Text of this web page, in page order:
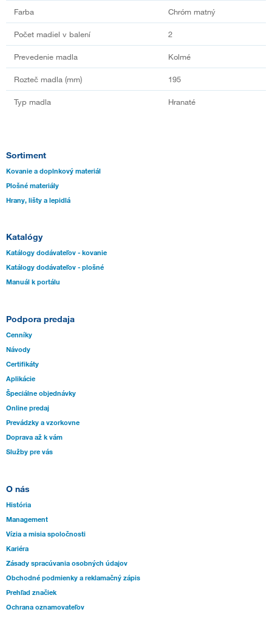
Farba Chróm matný
Počet madiel v balení 2
Prevedenie madla Kolmé
Rozteč madla (mm) 195
Typ madla Hranaté
Sortiment
Kovanie a doplnkový materiál
Plošné materiály
Hrany, lišty a lepidlá
Katalógy
Katálogy dodávateľov - kovanie
Katálogy dodávateľov - plošné
Manuál k portálu
Podpora predaja
Cenníky
Návody
Certifikáty
Aplikácie
Špeciálne objednávky
Online predaj
Prevádzky a vzorkovne
Doprava až k vám
Služby pre vás
O nás
História
Management
Vízia a misia spoločnosti
Kariéra
Zásady spracúvania osobných údajov
Obchodné podmienky a reklamačný zápis
Prehľad značiek
Ochrana oznamovateľov